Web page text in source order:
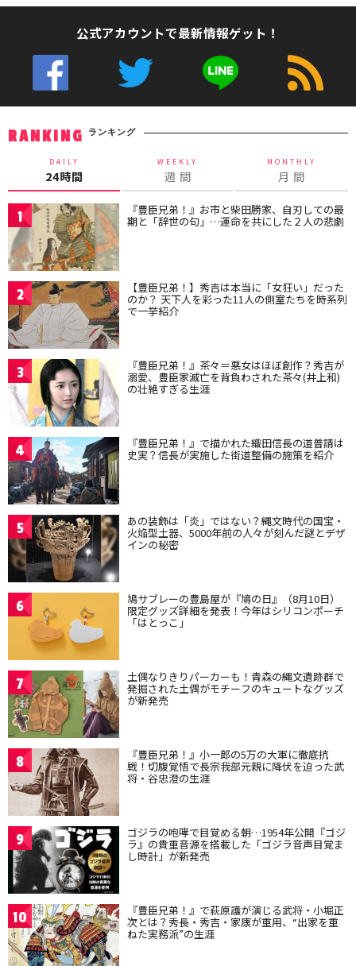
公式アカウントで最新情報ゲット！
RANKING ランキング
DAILY
24時間
WEEKLY
週 間
MONTHLY
月 間
1 『豊臣兄弟！』お市と柴田勝家、自刃しての最
期と「辞世の句」…運命を共にした２人の悲劇
2 【豊臣兄弟！】秀吉は本当に「女狂い」だった
のか？ 天下人を彩った11人の側室たちを時系列
で一挙紹介
3 『豊臣兄弟！』茶々＝悪女はほぼ創作？秀吉が
溺愛、豊臣家滅亡を背負わされた茶々(井上和)
の壮絶すぎる生涯
4 『豊臣兄弟！』で描かれた織田信長の道普請は
史実？信長が実施した街道整備の施策を紹介
5 あの装飾は「炎」ではない？縄文時代の国宝・
火焔型土器、5000年前の人々が刻んだ謎とデザ
インの秘密
6 鳩サブレーの豊島屋が『鳩の日』（8月10日）
限定グッズ詳細を発表！今年はシリコンポーチ
「はとっこ」
7 土偶なりきりパーカーも！青森の縄文遺跡群で
発掘された土偶がモチーフのキュートなグッズ
が新発売
8 『豊臣兄弟！』小一郎の5万の大軍に徹底抗
戦！切腹覚悟で長宗我部元親に降伏を迫った武
将・谷忠澄の生涯
9 ゴジラの咆哮で目覚める朝…1954年公開『ゴジ
ラ』の貴重音源を搭載した「ゴジラ音声目覚ま
し時計」が新発売
10 『豊臣兄弟！』で萩原護が演じる武将・小堀正
次とは？秀長・秀吉・家康が重用、“出家を重
ねた実務派”の生涯